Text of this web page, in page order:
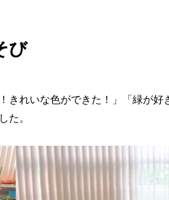
び
れいな色ができた！」「緑が好
た。